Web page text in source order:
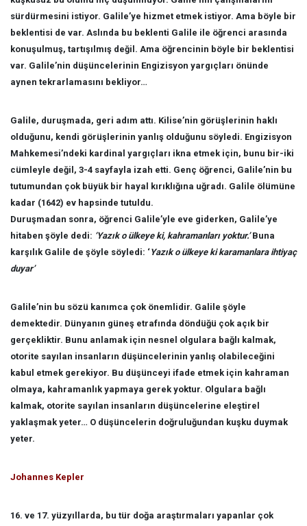
sürdürmesini istiyor. Galile’ye hizmet etmek istiyor. Ama böyle bir
beklentisi de var. Aslında bu beklenti Galile ile öğrenci arasında
konuşulmuş, tartışılmış değil. Ama öğrencinin böyle bir beklentisi
var. Galile’nin düşüncelerinin Engizisyon yargıçları önünde
aynen tekrarlamasını bekliyor…
Galile, duruşmada, geri adım attı. Kilise’nin görüşlerinin haklı
olduğunu, kendi görüşlerinin yanlış olduğunu söyledi. Engizisyon
Mahkemesi’ndeki kardinal yargıçları ikna etmek için, bunu bir-iki
cümleyle değil, 3-4 sayfayla izah etti. Genç öğrenci, Galile’nin bu
tutumundan çok büyük bir hayal kırıklığına uğradı. Galile ölümüne
kadar (1642) ev hapsinde tutuldu.
Duruşmadan sonra, öğrenci Galile’yle eve giderken, Galile’ye
hitaben şöyle dedi: ‘Yazık o ülkeye ki, kahramanları yoktur.’Buna
karşılık Galile de şöyle söyledi: ‘Yazık o ülkeye ki karamanlara ihtiyaç
duyar’
Galile’nin bu sözü kanımca çok önemlidir. Galile şöyle
demektedir. Dünyanın güneş etrafında döndüğü çok açık bir
gerçekliktir. Bunu anlamak için nesnel olgulara bağlı kalmak,
otorite sayılan insanların düşüncelerinin yanlış olabileceğini
kabul etmek gerekiyor. Bu düşünceyi ifade etmek için kahraman
olmaya, kahramanlık yapmaya gerek yoktur. Olgulara bağlı
kalmak, otorite sayılan insanların düşüncelerine eleştirel
yaklaşmak yeter… O düşüncelerin doğruluğundan kuşku duymak
yeter.
Johannes Kepler
16. ve 17. yüzyıllarda, bu tür doğa araştırmaları yapanlar çok